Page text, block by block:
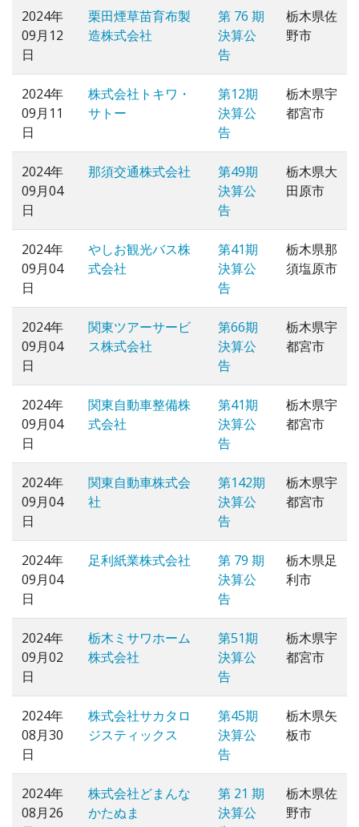
2024年
09月12
日
栗田煙草苗育布製
造株式会社
第 76 期
決算公
告
栃木県佐
野市
2024年
09月11
日
株式会社トキワ・
サトー
第12期
決算公
告
栃木県宇
都宮市
2024年
09月04
日
那須交通株式会社
第49期
決算公
告
栃木県大
田原市
2024年
09月04
日
やしお観光バス株
式会社
第41期
決算公
告
栃木県那
須塩原市
2024年
09月04
日
関東ツアーサービ
ス株式会社
第66期
決算公
告
栃木県宇
都宮市
2024年
09月04
日
関東自動車整備株
式会社
第41期
決算公
告
栃木県宇
都宮市
2024年
09月04
日
関東自動車株式会
社
第142期
決算公
告
栃木県宇
都宮市
2024年
09月04
日
足利紙業株式会社
第 79 期
決算公
告
栃木県足
利市
2024年
09月02
日
栃木ミサワホーム
株式会社
第51期
決算公
告
栃木県宇
都宮市
2024年
08月30
日
株式会社サカタロ
ジスティックス
第45期
決算公
告
栃木県矢
板市
2024年
08月26
株式会社どまんな
かたぬま
第 21 期
決算公
栃木県佐
野市